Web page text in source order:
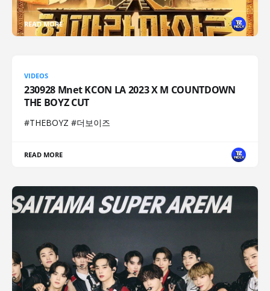
READ MORE
VIDEOS
230928 Mnet KCON LA 2023 X M COUNTDOWN
THE BOYZ CUT
#THEBOYZ #더보이즈
READ MORE